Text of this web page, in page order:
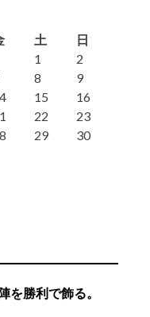
土 日
1
2
8
9
15
16
22
23
29
30
を勝利で飾る。